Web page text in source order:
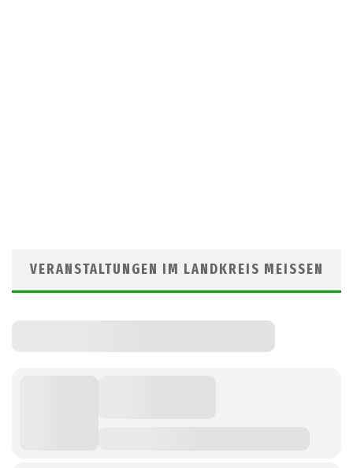
VERANSTALTUNGEN IM LANDKREIS MEISSEN